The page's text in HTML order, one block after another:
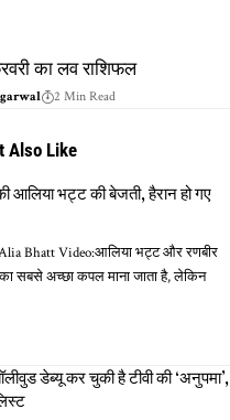
का लव राशिफल
2 Min Read
Also Like
आलिया भट्ट की बेजती, हैरान हो गए
Bhatt Video:आलिया भट्ट और रणबीर
सबसे अच्छा कपल माना जाता है, लेकिन
डेब्यू कर चुकी है टीवी की ‘अनुपमा’,